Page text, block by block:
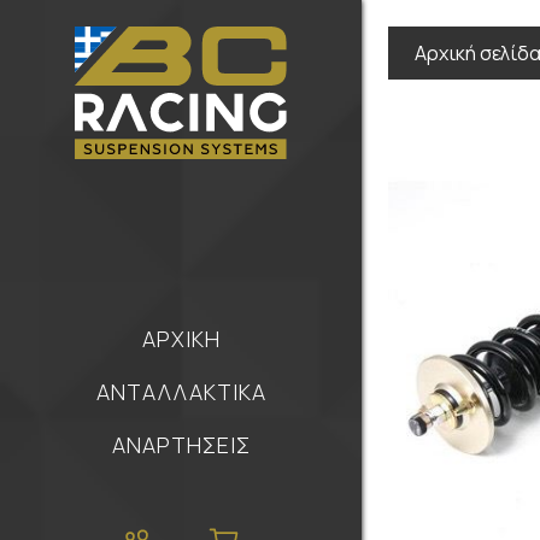
ΑΡΧΙΚΗ
ΑΝΤΑΛΛΑΚΤΙΚΑ
ΑΝΑΡΤΗΣΕΙΣ
Αρχική σελίδα